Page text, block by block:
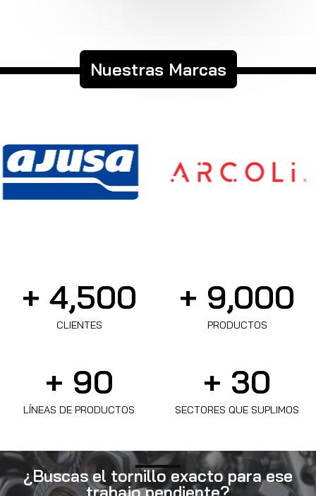
Nuestras Marcas
CLIENTES
+ 4,500
PRODUCTOS
+ 9,000
LÍNEAS DE PRODUCTOS
+ 90
SECTORES QUE SUPLIMOS
+ 30
¿Buscas el tornillo exacto para ese